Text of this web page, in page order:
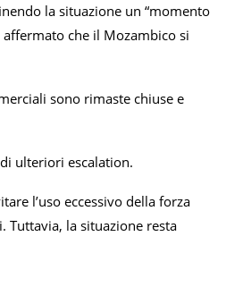
la situazione un “momento
che il Mozambico si
sono rimaste chiuse e
ulteriori escalation.
l’uso eccessivo della forza
la situazione resta